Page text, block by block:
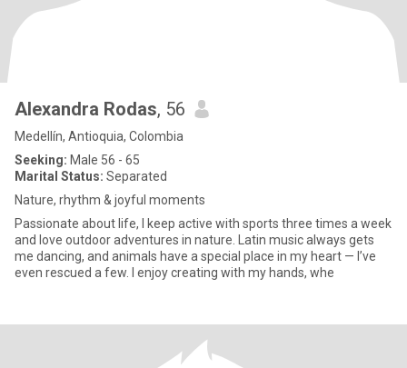
Alexandra Rodas, 56
Medellín, Antioquia, Colombia
Seeking: Male 56 - 65
Marital Status: Separated
Nature, rhythm & joyful moments
Passionate about life, I keep active with sports three times a week
and love outdoor adventures in nature. Latin music always gets
me dancing, and animals have a special place in my heart — I’ve
even rescued a few. I enjoy creating with my hands, whe